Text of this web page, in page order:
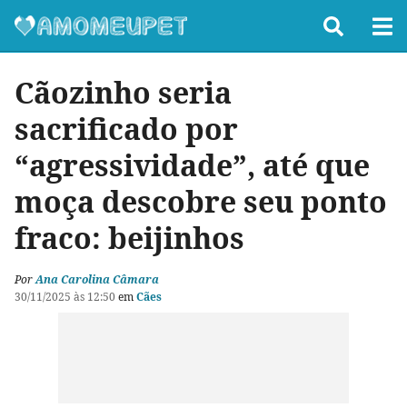
Cãozinho seria
sacrificado por
“agressividade”, até que
moça descobre seu ponto
fraco: beijinhos
PorAna Carolina Câmara
30/11/2025 às 12:50 emCães